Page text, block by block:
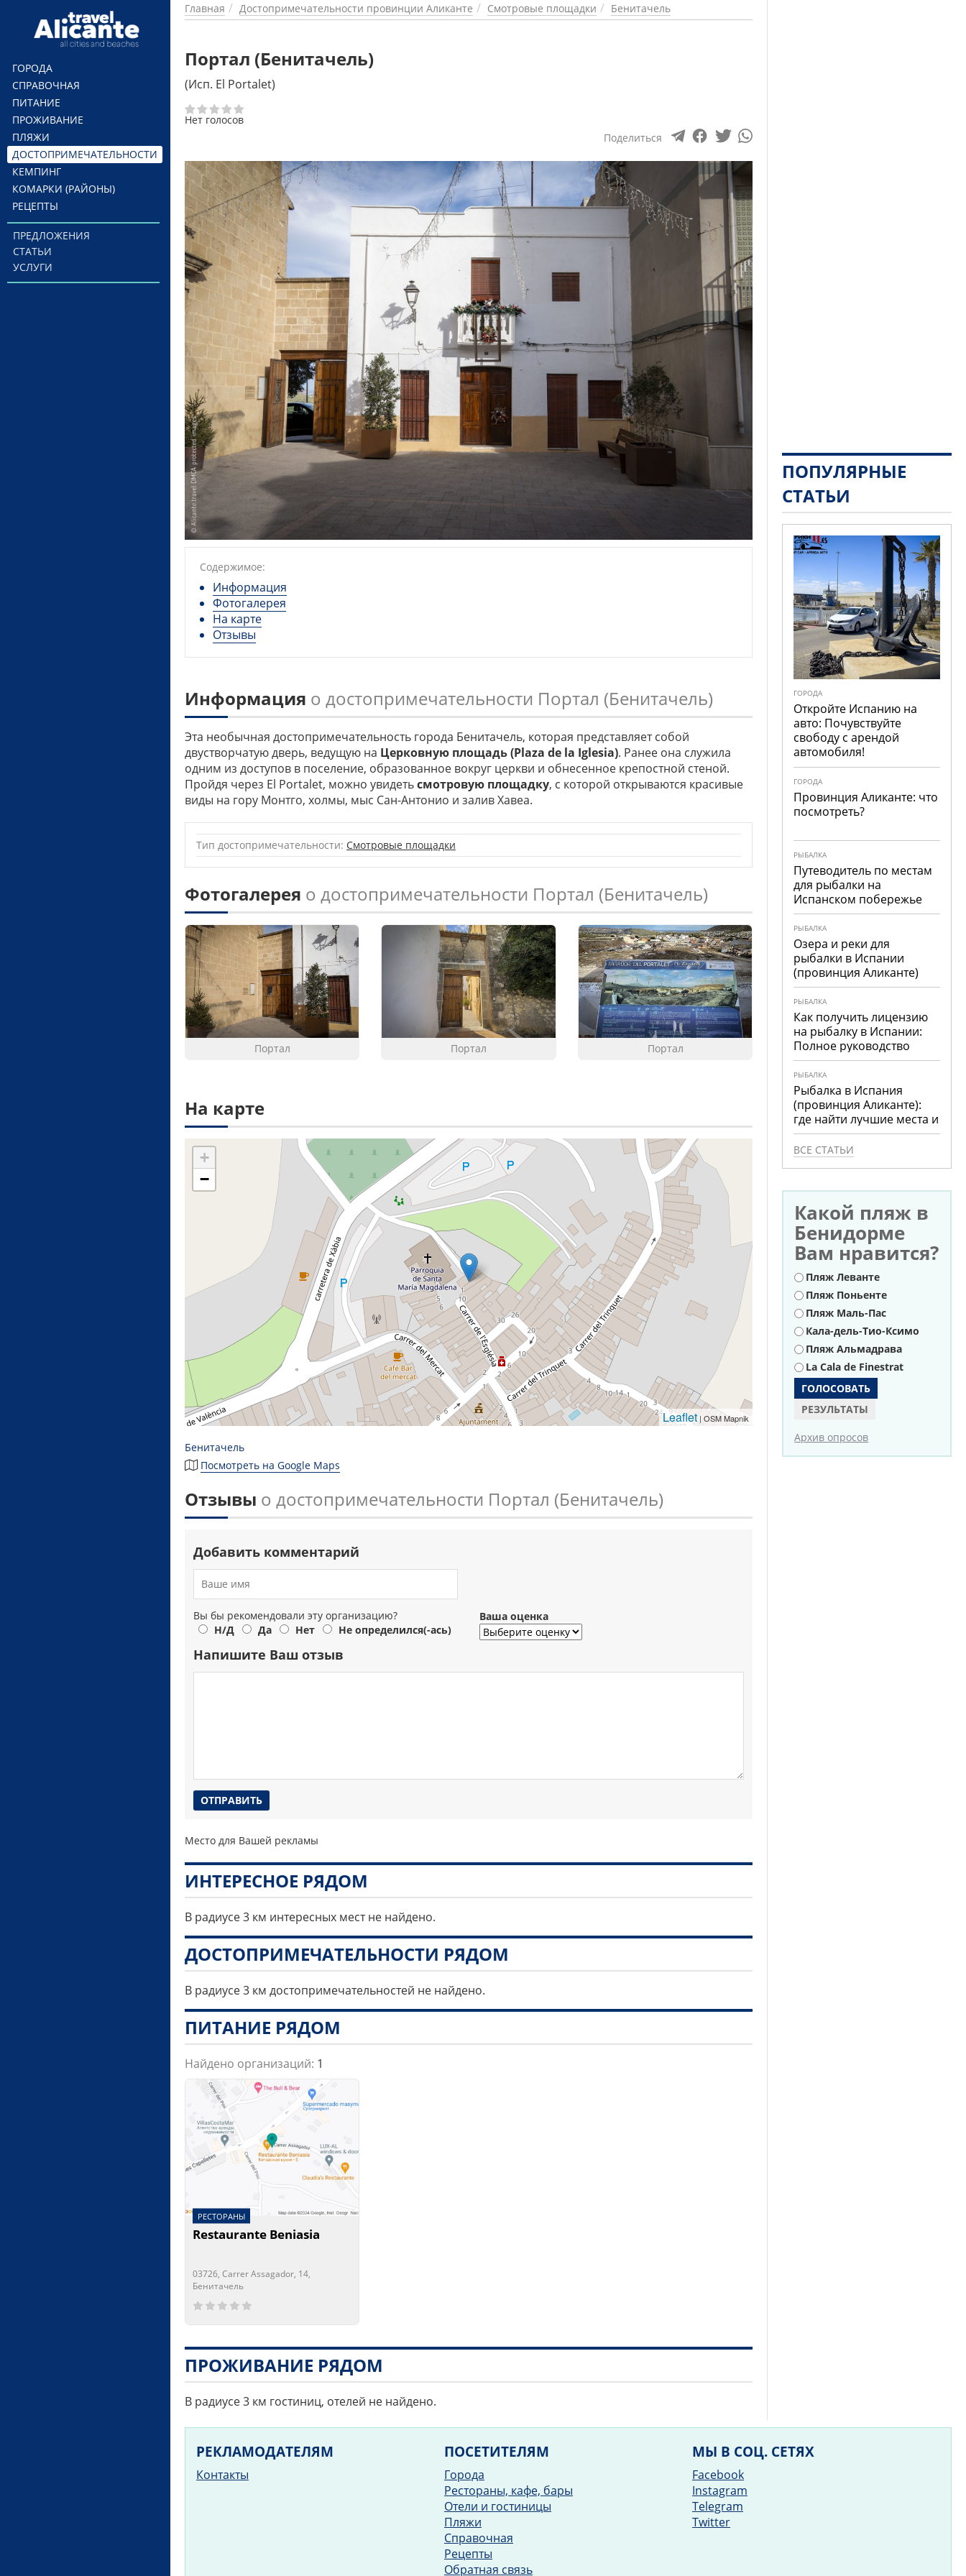
Перейти к основному содержанию
ГОРОДА
СПРАВОЧНАЯ
ПИТАНИЕ
ПРОЖИВАНИЕ
ПЛЯЖИ
ДОСТОПРИМЕЧАТЕЛЬНОСТИ
КЕМПИНГ
КОМАРКИ (РАЙОНЫ)
РЕЦЕПТЫ
ПРЕДЛОЖЕНИЯ
СТАТЬИ
УСЛУГИ
Главная Достопримечательности провинции Аликанте Смотровые площадки Бенитачель
Портал (Бенитачель)
(Исп. El Portalet)
Нет голосов
Поделиться
Содержимое:
Информация
Фотогалерея
На карте
Отзывы
Информация о достопримечательности Портал (Бенитачель)
Эта необычная достопримечательность города Бенитачель, которая представляет собой
двустворчатую дверь, ведущую на Церковную площадь (Plaza de la Iglesia). Ранее она служила
одним из доступов в поселение, образованное вокруг церкви и обнесенное крепостной стеной.
Пройдя через El Portalet, можно увидетьсмотровую площадку, с которой открываются красивые
виды на гору Монтго, холмы, мыс Сан-Антонио и залив Хавеа.
Тип достопримечательности: Смотровые площадки
Фотогалерея о достопримечательности Портал (Бенитачель)
Портал Портал Портал
На карте
+
−
Leaflet | OSM Mapnik
Бенитачель
Посмотреть на Google Maps
Отзывы о достопримечательности Портал (Бенитачель)
Добавить комментарий
Вы бы рекомендовали эту организацию?
Н/Д
Да Нет Не определился(-ась)
Ваша оценка
Напишите Ваш отзыв
Место для Вашей рекламы
ИНТЕРЕСНОЕ РЯДОМ
В радиусе 3 км интересных мест не найдено.
ДОСТОПРИМЕЧАТЕЛЬНОСТИ РЯДОМ
В радиусе 3 км достопримечательностей не найдено.
ПИТАНИЕ РЯДОМ
Найдено организаций: 1
РЕСТОРАНЫ
Restaurante Beniasia
03726, Carrer Assagador, 14,
Бенитачель
Сейчас открыто!
Сейчас закрыто!
ПРОЖИВАНИЕ РЯДОМ
В радиусе 3 км гостиниц, отелей не найдено.
ПОПУЛЯРНЫЕ
СТАТЬИ
ГОРОДА
Откройте Испанию на
авто: Почувствуйте
свободу с арендой
автомобиля!
ГОРОДА
Провинция Аликанте: что
посмотреть?
РЫБАЛКА
Путеводитель по местам
для рыбалки на
Испанском побережье
РЫБАЛКА
Озера и реки для
рыбалки в Испании
(провинция Аликанте)
РЫБАЛКА
Как получить лицензию
на рыбалку в Испании:
Полное руководство
РЫБАЛКА
Рыбалка в Испания
(провинция Аликанте):
где найти лучшие места и
что ловить
ВСЕ СТАТЬИ
Какой пляж в
Бенидорме
Вам нравится?
Варианты
Пляж Леванте
Пляж Поньенте
Пляж Маль-Пас
Кала-дель-Тио-Ксимо
Пляж Альмадрава
La Cala de Finestrat
РЕЗУЛЬТАТЫ
Архив опросов
РЕКЛАМОДАТЕЛЯМ
Контакты
ПОСЕТИТЕЛЯМ
Города
Рестораны, кафе, бары
Отели и гостиницы
Пляжи
Справочная
Рецепты
Обратная связь
МЫ В СОЦ. СЕТЯХ
Facebook
Instagram
Telegram
Twitter